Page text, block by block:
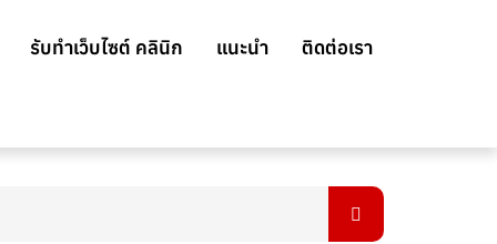
รับทำเว็บไซต์ คลินิก แนะนำ ติดต่อเรา